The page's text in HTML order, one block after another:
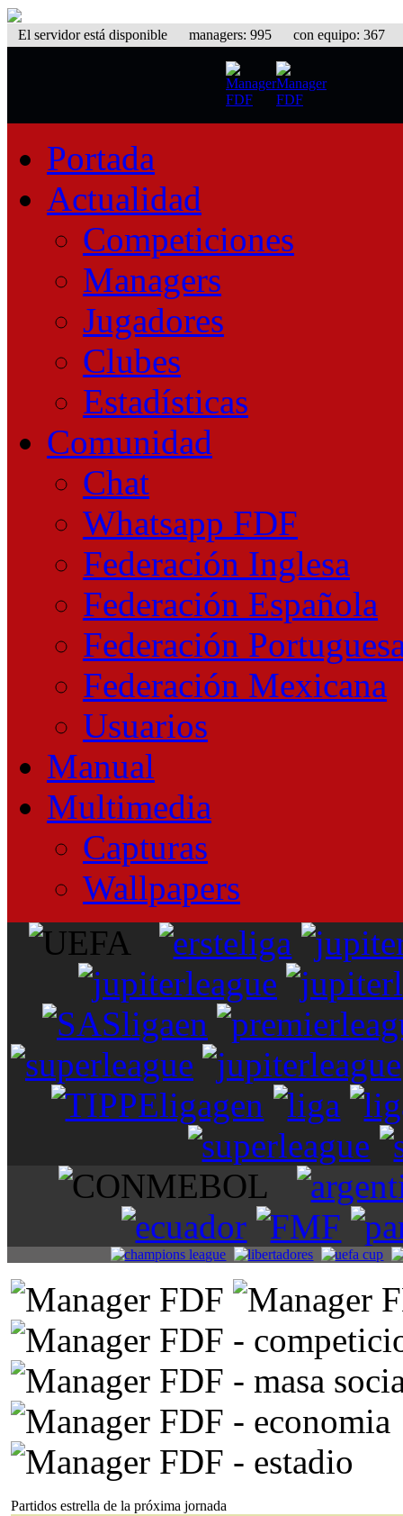
El servidor está disponible managers: 995 con equipo: 367
Portada
Actualidad
Competiciones
Managers
Jugadores
Clubes
Estadísticas
Comunidad
Chat
Whatsapp FDF
Federación Inglesa
Federación Española
Federación
Federación Mexicana
Usuarios
Manual
Multimedia
Capturas
Wallpapers
Partidos estrella de la próxima jornada